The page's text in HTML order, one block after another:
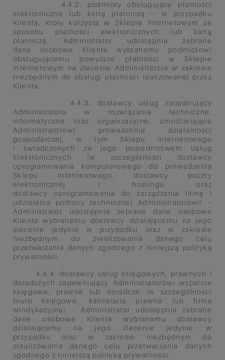
4.4.2. podmioty obsługujące płatności
elektroniczne lub kartą płatniczą – w przypadku
Klienta, który korzysta w Sklepie Internetowym ze
sposobu płatności elektronicznych lub kartą
płatniczą, Administrator udostępnia zebrane
dane osobowe Klienta wybranemu podmiotowi
obsługującemu powyższe płatności w Sklepie
Internetowym na zlecenie Administratora w zakresie
niezbędnym do obsługi płatności realizowanej przez
Klienta.
4.4.3. dostawcy usług zaopatrujący
Administratora w rozwiązania techniczne,
informatyczne oraz organizacyjne, umożliwiające
Administratorowi prowadzenie działalności
gospodarczej, w tym Sklepu Internetowego
iświadczonych za jego pośrednictwem Usług
Elektronicznych (w szczególności dostawcy
oprogramowania komputerowego do prowadzenia
Sklepu Internetowego, dostawcy poczty
elektronicznej i hostingu oraz
dostawcyoprogramowania do zarządzania firmą i
udzielania pomocy technicznej Administratorowi) –
Administrator udostępnia zebrane dane osobowe
Klienta wybranemu dostawcy działającemu na jego
zlecenie jedynie w przypadku oraz w zakresie
niezbędnym do zrealizowania danego celu
przetwarzania danych zgodnego z niniejszą polityką
prywatności.
4.4.4. dostawcy usług księgowych, prawnych i
doradczych zapewniający Administratorowi wsparcie
księgowe, prawne lub doradcze (w szczególności
biuro księgowe, kancelaria prawna lub firma
windykacyjna) – Administrator udostępnia zebrane
dane osobowe Klienta wybranemu dostawcy
działającemu na jego zlecenie jedynie w
przypadkuoraz w zakresie niezbędnym do
zrealizowania danego celu przetwarzania danych
zgodnego z niniejszą polityką prywatności.